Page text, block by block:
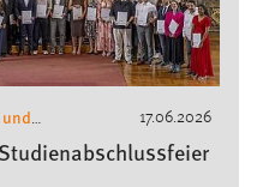
17.06.2026